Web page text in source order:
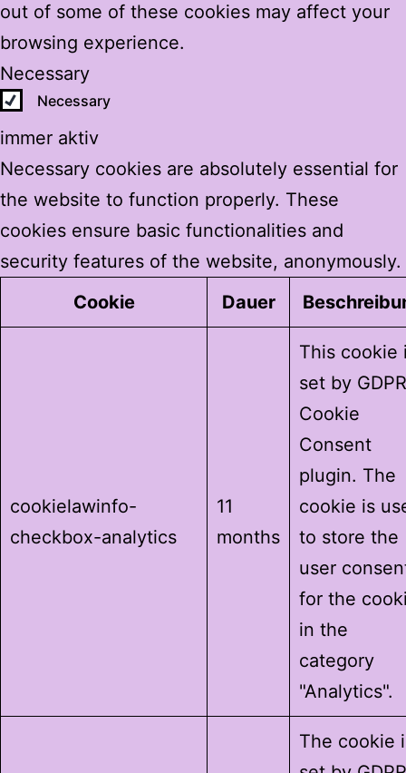
out of some of these cookies may affect your
browsing experience.
Necessary
Necessary
immer aktiv
Necessary cookies are absolutely essential for
the website to function properly. These
cookies ensure basic functionalities and
security features of the website, anonymously.
Cookie
Dauer
cookielawinfo-
checkbox-analytics
11
months
This cookie
set by GDPR
Cookie
Consent
plugin. The
cookie is
to store the
user
for the
in the
category
"Analytics".
The cookie